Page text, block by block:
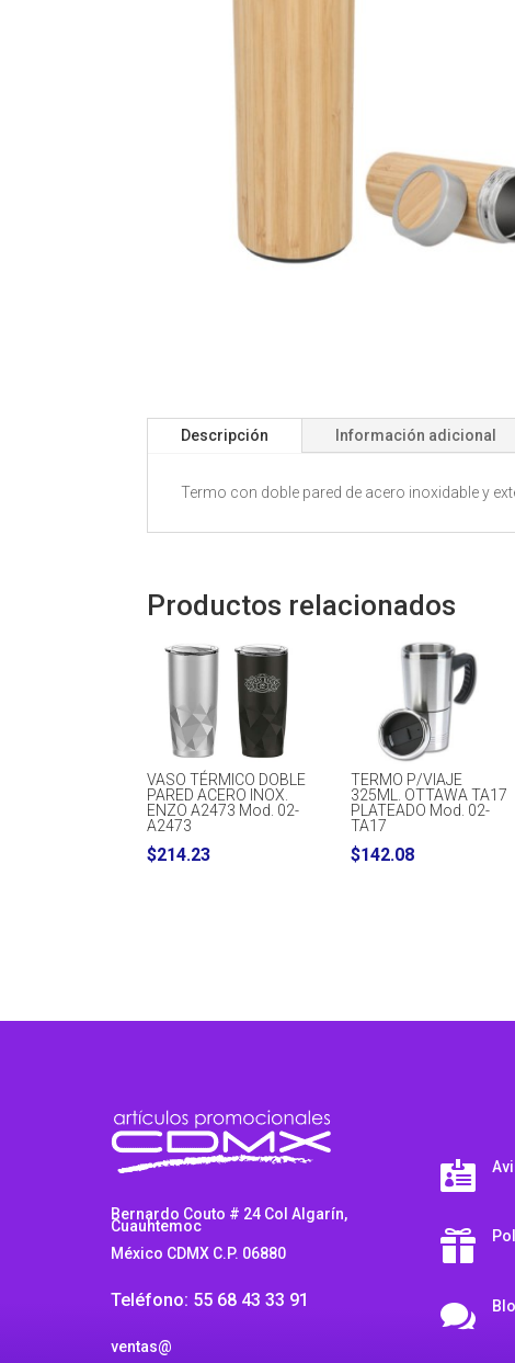
Descripción Información adicional
Termo con doble pared de acero inoxidable y
Productos relacionados
VASO TÉRMICO DOBLE
PARED ACERO INOX.
ENZO A2473 Mod. 02-
A2473
$214.23
TERMO P/VIAJE
325ML. OTTAWA TA17
PLATEADO Mod. 02-
TA17
$142.08
Bernardo Couto # 24 Col Algarín,
Cuauhtemoc
México CDMX C.P. 06880
Teléfono: 55 68 43 33 91
ventas@


